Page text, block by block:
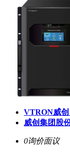
VTRON威
威创集团股
0询价面议